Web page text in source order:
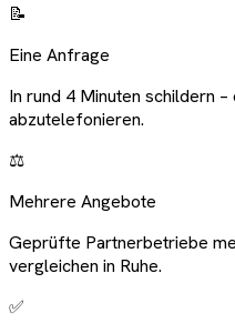
📝
Eine Anfrage
In rund 4 Minuten schildern
abzutelefonieren.
⚖️
Mehrere Angebote
Geprüfte Partnerbetriebe
vergleichen in Ruhe.
✅